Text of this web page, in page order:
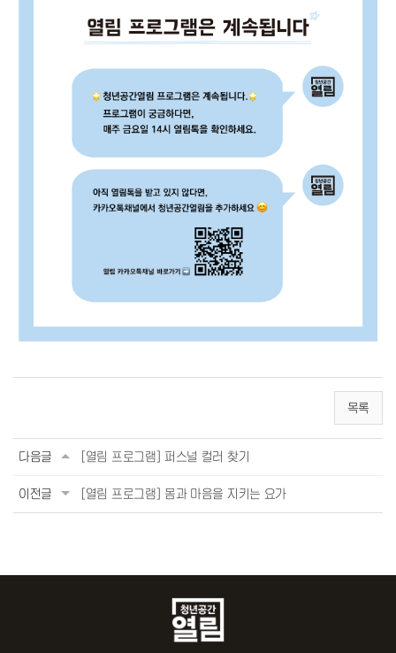
목록
다음글 [열림 프로그램] 퍼스널 컬러 찾기
이전글 [열림 프로그램] 몸과 마음을 지키는 요가